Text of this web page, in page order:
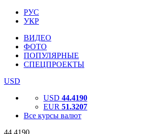
РУС
УКР
ВИДЕО
ФОТО
ПОПУЛЯРНЫЕ
СПЕЦПРОЕКТЫ
USD
USD 44.4190
EUR 51.3207
Все курсы валют
44.4190